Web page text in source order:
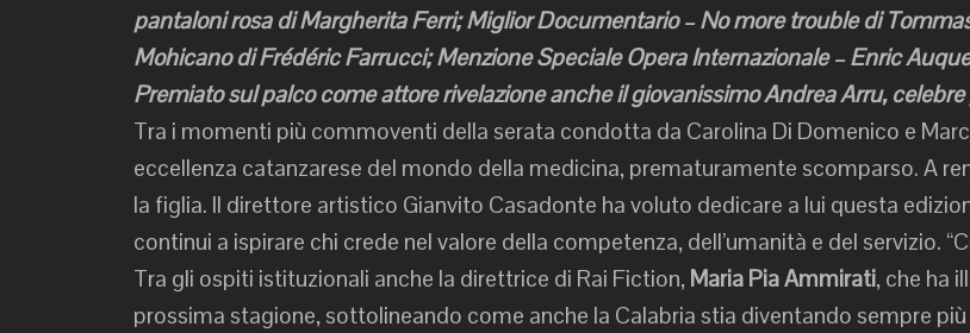
pantaloni rosa di Margherita Ferri; Miglior Documentario – No more trouble di
Mohicano di Frédéric Farrucci; Menzione Speciale Opera Internazionale – Enric
Premiato sul palco come attore rivelazione anche il giovanissimo Andrea Arru,
Tra i momenti più commoventi della serata condotta da Carolina Di Domenico e
eccellenza catanzarese del mondo della medicina, prematuramente scomparso. A
la figlia. Il direttore artistico Gianvito Casadonte ha voluto dedicare a lui questa
continui a ispirare chi crede nel valore della competenza, dell’umanità e del servizio.
Tra gli ospiti istituzionali anche la direttrice di Rai Fiction, Maria Pia Ammirati, che ha
prossima stagione, sottolineando come anche la Calabria stia diventando sempre